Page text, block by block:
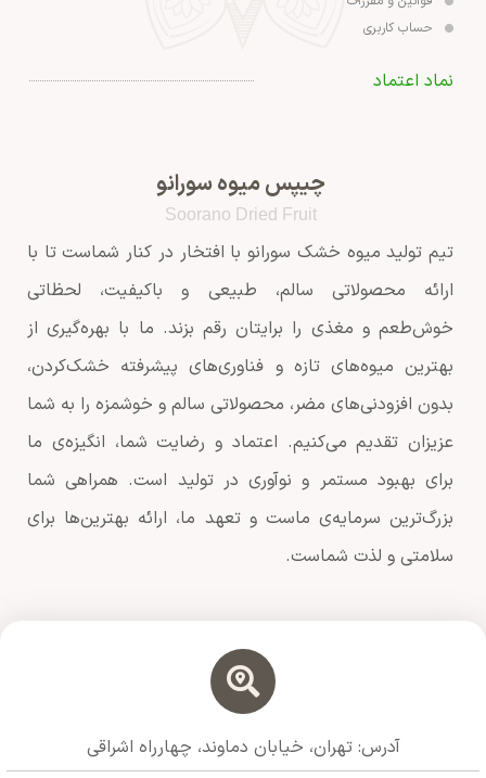
حساب کاربری
نماد اعتماد
چیپس میوه سورانو
Soorano Dried Fruit
تیم تولید میوه خشک سورانو با افتخار در کنار شماست تا با
ارائه محصولاتی سالم، طبیعی و باکیفیت، لحظاتی
خوش‌طعم و مغذی را برایتان رقم بزند. ما با بهره‌گیری از
بهترین میوه‌های تازه و فناوری‌های پیشرفته خشک‌کردن،
بدون افزودنی‌های مضر، محصولاتی سالم و خوشمزه را به شما
عزیزان تقدیم می‌کنیم. اعتماد و رضایت شما، انگیزه‌ی ما
برای بهبود مستمر و نوآوری در تولید است. همراهی شما
بزرگ‌ترین سرمایه‌ی ماست و تعهد ما، ارائه بهترین‌ها برای
سلامتی و لذت شماست.
آدرس: تهران، خیابان دماوند، چهارراه اشراقی